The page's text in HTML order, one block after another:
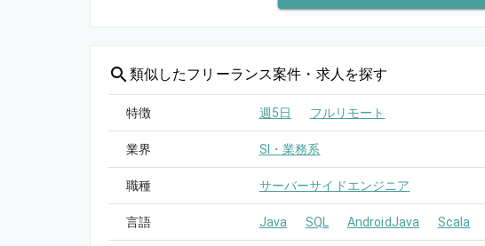
類似したフリーランス案件・求人を探す
特徴 週5日 フルリモート
業界 SI・業務系
職種 サーバーサイドエンジニア
言語 Java SQL AndroidJava Scala